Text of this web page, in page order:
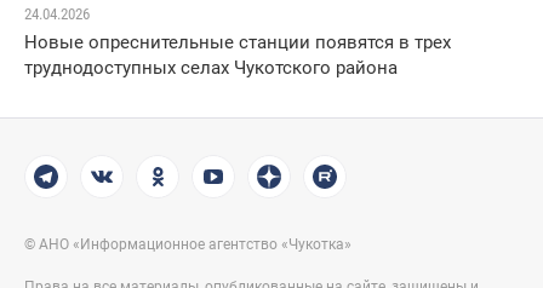
24.04.2026
Новые опреснительные станции появятся в трех
труднодоступных селах Чукотского района
© АНО «Информационное агентство «Чукотка»